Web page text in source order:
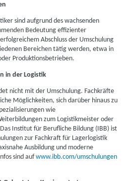
sind aufgrund des wachsenden
Bedeutung effizienter
Abschluss der Umschulung
Bereichen tätig werden, etwa in
Produktionsbetrieben.
in der Logistik
nicht mit der Umschulung. Fachkräfte
Möglichkeiten, sich darüber hinaus zu
wie
zum Logistikmeister oder
Institut für Berufliche Bildung (IBB) ist
zur Fachkraft für Lagerlogistik
Ausbildung und moderne
sind aufwww.ibb.com/umschulungen